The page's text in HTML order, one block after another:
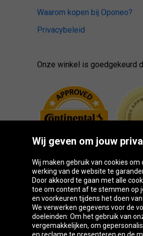
Waarom kopen bij Oponeo?
Privacybeleid
Onze winkel is goedgekeurd
Oponeo-groep
Wij geven om jouw
Wij maken gebruik van cookies om
werking van de website te
Door akkoord te gaan met alle
toe om content af te stemmen op
en voorkeuren tijdens het doen van
We verwerken gegevens voor de
doeleinden: Om het gebruik van
vergemakkelijken, om